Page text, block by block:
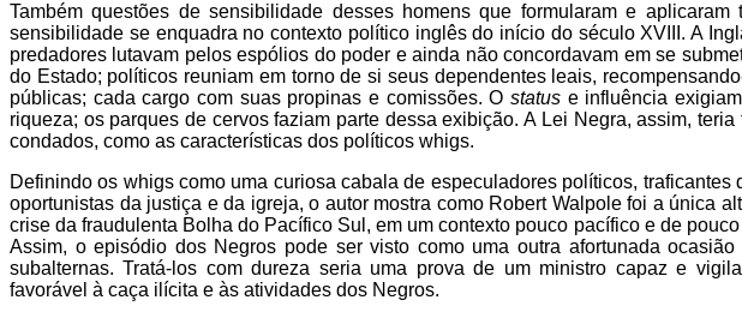
Também questões de sensibilidade desses homens que formularam e
sensibilidade se enquadra no contexto político inglês do início do século XVIII. A
predadores lutavam pelos espólios do poder e ainda não concordavam em se
do Estado; políticos reuniam em torno de si seus dependentes leais,
públicas; cada cargo com suas propinas e comissões. O statuse influência
riqueza; os parques de cervos faziam parte dessa exibição. A Lei Negra, assim,
condados, como as características dos políticos whigs.
Definindo os whigs como uma curiosa cabala de especuladores políticos,
oportunistas da justiça e da igreja, o autor mostra como Robert Walpole foi a única
crise da fraudulenta Bolha do Pacífico Sul, em um contexto pouco pacífico e de
Assim, o episódio dos Negros pode ser visto como uma outra afortunada
subalternas. Tratá-los com dureza seria uma prova de um ministro capaz e
favorável à caça ilícita e às atividades dos Negros.